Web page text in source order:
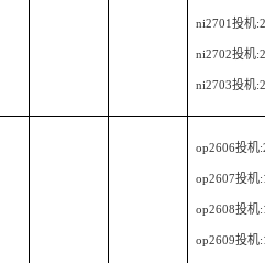
ni2701投机
ni2702投机
ni2703投机
op2606投机
op2607投机
op2608投机
op2609投机